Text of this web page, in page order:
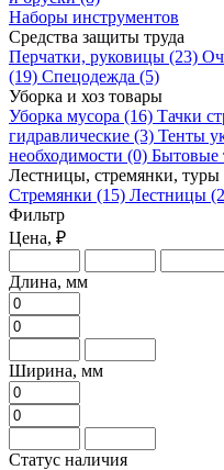
Наборы инструментов
Средства защиты труда
Перчатки, руковицы (23)
(19) Спецодежда (5)
Уборка и хоз товары
Уборка мусора (16) Тачки
гидравлические (3) Тенты
необходимости (0) Бытовые
Лестницы, стремянки, туры
Стремянки (15) Лестницы
Фильтр
Цена, ₽
Длина, мм
Ширина, мм
Статус наличия